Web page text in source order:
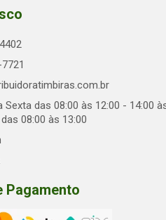
Sexta das 08:00 às 12:00 - 14:00
08:00 às 13:00
Pagamento